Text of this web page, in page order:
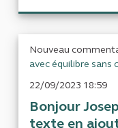
Nouveau
avec équilibre
22/09/2023 18:59
Bonjour
texte en